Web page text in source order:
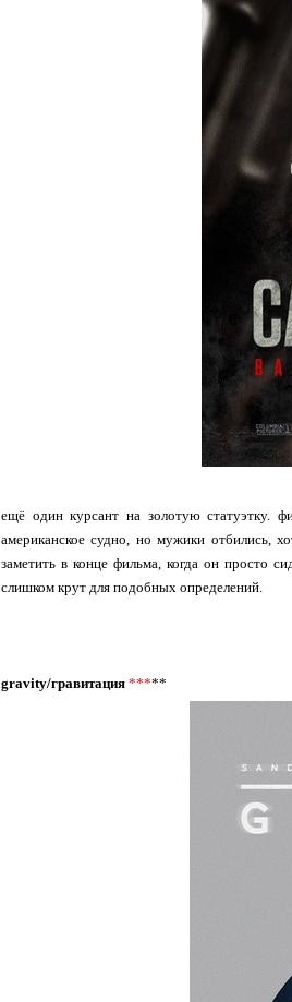
ещё один курсант на золотую статуэтку.
американское судно, но мужики отбились,
заметить в конце фильма, когда он просто
слишком крут для подобных определений.
gravity/гравитация *****